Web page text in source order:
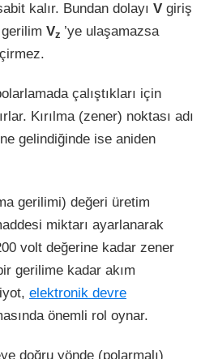
kalır. Bundan dolayı V giriş
gerilim Vz ’ye ulaşamazsa
çalıştıkları için
Kırılma (zener) noktası adı
gelindiğinde ise aniden
gerilimi) değeri üretim
miktarı ayarlanarak
volt değerine kadar zener
gerilime kadar akım
elektronik devre
önemli rol oynar.
doğru yönde (polarmalı)